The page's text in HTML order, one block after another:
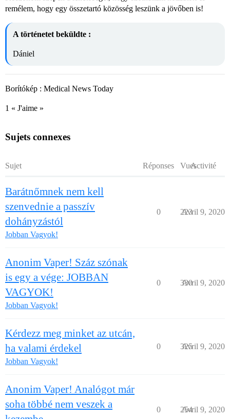
remélem, hogy egy összetartó közösség leszünk a jövőben is!
A történetet beküldte :
Dániel
Borítókép : Medical News Today
1 « J'aime »
Sujets connexes
Sujet Réponses VuesActivité
Barátnőmnek nem kell
szenvednie a passzív
dohányzástól
Jobban Vagyok!
0 223
Avril 9, 2020
Anonim Vaper! Száz szónak
is egy a vége: JOBBAN
VAGYOK!
Jobban Vagyok!
0 330
Avril 9, 2020
Kérdezz meg minket az utcán,
ha valami érdekel
Jobban Vagyok!
0 325
Avril 9, 2020
Anonim Vaper! Analógot már
soha többé nem veszek a
0 254
Avril 9, 2020